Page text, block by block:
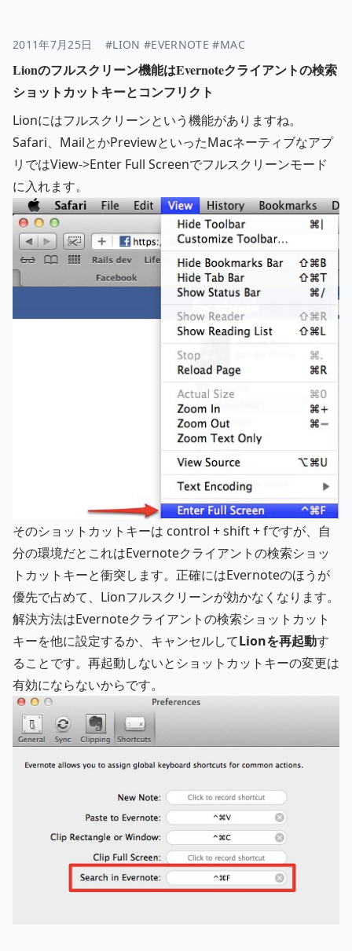
2011年7月25日 #LION #EVERNOTE #MAC
Lionのフルスクリーン機能はEvernoteクライアントの検索
ショットカットキーとコンフリクト
Lionにはフルスクリーンという機能がありますね。
Safari、MailとかPreviewといったMacネーティブなアプ
リではView->Enter Full Screenでフルスクリーンモード
に入れます。
そのショットカットキーは control + shift + fですが、自
分の環境だとこれはEvernoteクライアントの検索ショッ
トカットキーと衝突します。正確にはEvernoteのほうが
優先で占めて、Lionフルスクリーンが効かなくなります。
解決方法はEvernoteクライアントの検索ショットカット
キーを他に設定するか、キャンセルしてLionを再起動す
ることです。再起動しないとショットカットキーの変更は
有効にならないからです。